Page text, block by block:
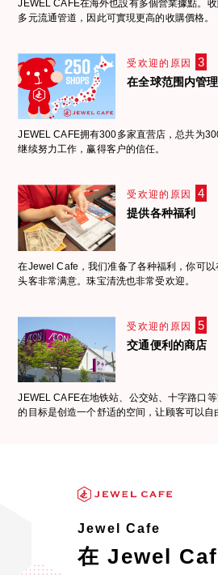
JEWEL CAFE在海外也設有多個營業據點。
多元流通管道，因此可實現更高的收購價格。
受欢迎的原因 3
在全球范围内管
JEWEL CAFE拥有300多家直营店，总共为
继续努力工作，赢得客户的信任。
受欢迎的原因 4
提供各种福利
在Jewel Cafe，我们准备了各种福利，你可
头客非常满意。珠宝清洗也非常受欢迎。
受欢迎的原因 5
交通便利的商店
JEWEL CAFE在地铁站、公交站、十字路口
的目标是创造一个舒适的空间，让顾客可以自
Jewel Cafe
在 Jewel